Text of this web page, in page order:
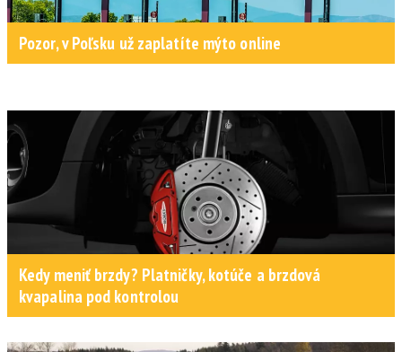
Pozor, v Poľsku už zaplatíte mýto online
Kedy meniť brzdy? Platničky, kotúče a brzdová
kvapalina pod kontrolou